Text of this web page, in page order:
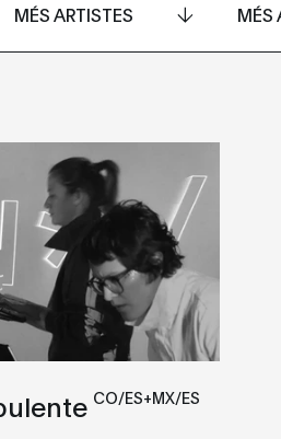
MÉS ARTISTES MÉS
CO/ES+MX/ES